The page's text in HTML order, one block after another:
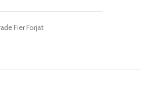
Fier Forjat